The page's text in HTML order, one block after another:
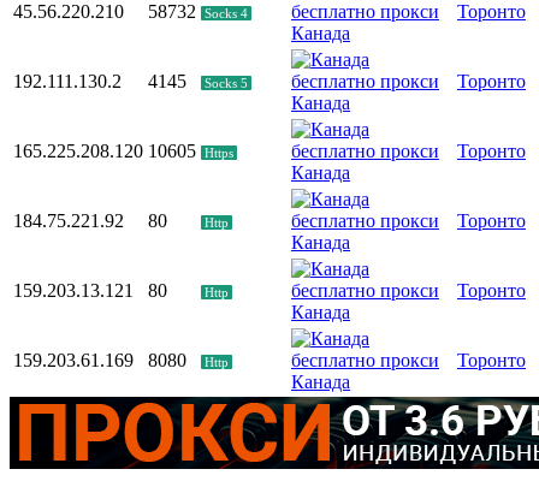
45.56.220.210 58732 Socks 4
Канада
Торонто
192.111.130.2 4145 Socks 5
Канада
Торонто
165.225.208.120 10605 Https
Канада
Торонто
184.75.221.92 80 Http
Канада
Торонто
159.203.13.121 80 Http
Канада
Торонто
159.203.61.169 8080 Http
Канада
Торонто